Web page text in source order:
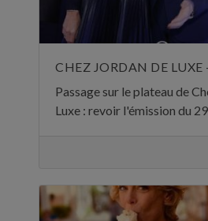
Passage sur le plateau de
Luxe : revoir l'émission du